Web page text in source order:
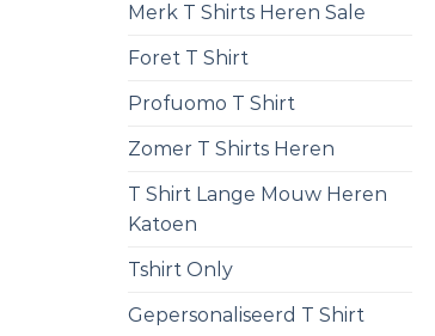
Merk T Shirts Heren Sale
Foret T Shirt
Profuomo T Shirt
Zomer T Shirts Heren
T Shirt Lange Mouw Heren
Katoen
Tshirt Only
Gepersonaliseerd T Shirt